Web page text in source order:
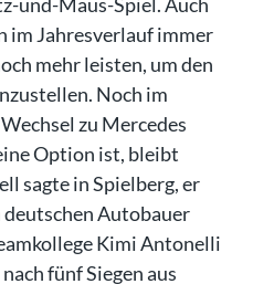
im Jahresverlauf immer
mehr leisten, um den
Noch im
zu Mercedes
Option ist, bleibt
sagte in Spielberg, er
Autobauer
Kimi Antonelli
fünf Siegen aus